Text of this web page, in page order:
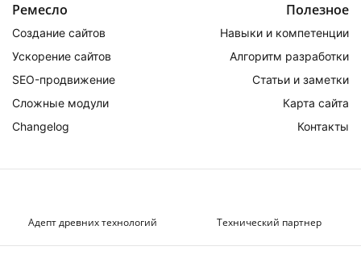
Ремесло
Создание сайтов
Ускорение сайтов
SEO-продвижение
Сложные модули
Changelog
Полезное
Навыки и компетенции
Алгоритм разработки
Статьи и заметки
Карта сайта
Контакты
Адепт древних технологий Технический партнер